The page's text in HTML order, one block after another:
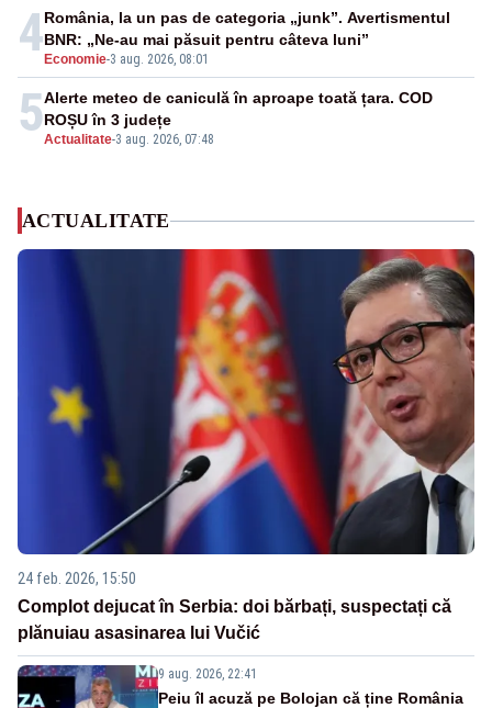
4 Economie-3 aug. 2026, 08:01
România, la un pas de categoria „junk”. Avertismentul
BNR: „Ne-au mai păsuit pentru câteva luni”
5Actualitate-3 aug. 2026, 07:48
Alerte meteo de caniculă în aproape toată țara. COD
ROȘU în 3 județe
ACTUALITATE
24 feb. 2026, 15:50
Complot dejucat în Serbia: doi bărbați, suspectați că
plănuiau asasinarea lui Vučić
9 aug. 2026, 22:41
Peiu îl acuză pe Bolojan că ține România